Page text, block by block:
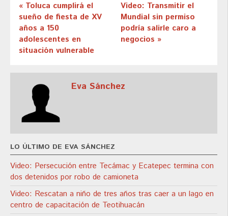
« Toluca cumplirá el
sueño de fiesta de XV
años a 150
adolescentes en
situación vulnerable
Video: Transmitir el
Mundial sin permiso
podría salirle caro a
negocios »
Eva Sánchez
LO ÚLTIMO DE EVA SÁNCHEZ
Video: Persecución entre Tecámac y Ecatepec termina con
dos detenidos por robo de camioneta
Video: Rescatan a niño de tres años tras caer a un lago en
centro de capacitación de Teotihuacán